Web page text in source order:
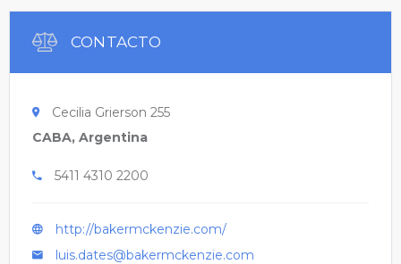
CONTACTO
Cecilia Grierson 255
CABA, Argentina
5411 4310 2200
http://bakermckenzie.com/
luis.dates@bakermckenzie.com